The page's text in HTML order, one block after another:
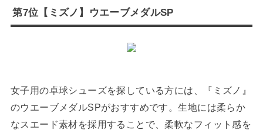
第7位【ミズノ】ウエーブメダルSP
女子用の卓球シューズを探している方には、『ミズノ』
のウエーブメダルSPがおすすめです。生地には柔らか
なスエード素材を採用することで、柔軟なフィット感を